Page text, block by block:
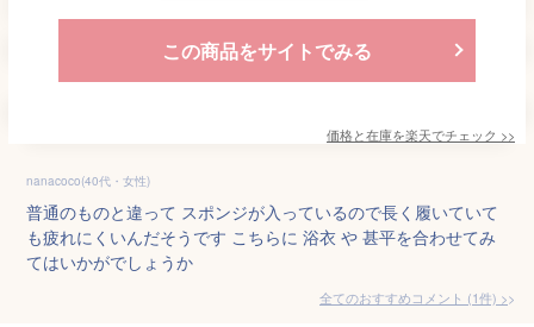
この商品をサイトでみる
価格と在庫を楽天でチェック >>
nanacoco(40代・女性)
普通のものと違って スポンジが入っているので長く履いていて
も疲れにくいんだそうです こちらに 浴衣 や 甚平を合わせてみ
てはいかがでしょうか
全てのおすすめコメント (1件) >